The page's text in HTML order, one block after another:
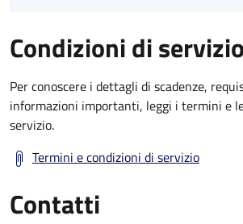
Condizioni di servizio
Per conoscere i dettagli di scadenze,
informazioni importanti, leggi i termini e
servizio.
Termini e condizioni di servizio
Contatti